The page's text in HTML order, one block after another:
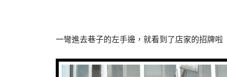
一彎進去巷子的左手邊，就看到了店家的招牌啦